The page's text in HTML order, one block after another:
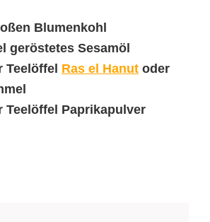
Blumenkohl
geröstetes Sesamöl
Teelöffel Ras el Hanut oder
Teelöffel Paprikapulver